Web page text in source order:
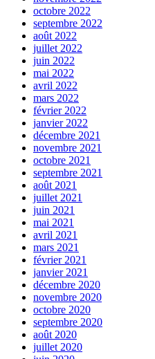
octobre 2022
septembre 2022
août 2022
juillet 2022
juin 2022
mai 2022
avril 2022
mars 2022
février 2022
janvier 2022
décembre 2021
novembre 2021
octobre 2021
septembre 2021
août 2021
juillet 2021
juin 2021
mai 2021
avril 2021
mars 2021
février 2021
janvier 2021
décembre 2020
novembre 2020
octobre 2020
septembre 2020
août 2020
juillet 2020